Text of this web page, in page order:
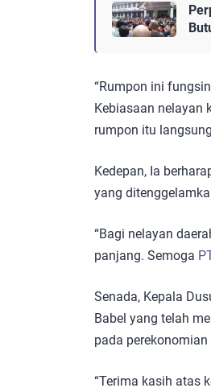
“Rumpon ini
Kebiasaan nelayan
rumpon itu
Kedepan, Ia
yang
“Bagi nelayan
panjang. Semoga
Senada, Kepala
Babel yang telah
pada
“Terima kasih atas